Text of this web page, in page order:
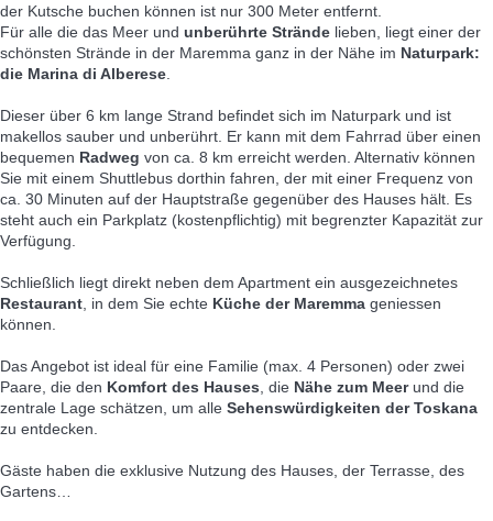
der Kutsche buchen können ist nur 300 Meter entfernt.
Für alle die das Meer und unberührte Strände lieben, liegt einer der
schönsten Strände in der Maremma ganz in der Nähe im Naturpark:
die Marina di Alberese
Dieser über 6 km lange Strand befindet sich im Naturpark und ist
makellos sauber und unberührt. Er kann mit dem Fahrrad über einen
bequemen Radweg von ca. 8 km erreicht werden. Alternativ können
Sie mit einem Shuttlebus dorthin fahren, der mit einer Frequenz von
ca. 30 Minuten auf der Hauptstraße gegenüber des Hauses hält. Es
steht auch ein Parkplatz (kostenpflichtig) mit begrenzter Kapazität zur
Verfügung.
Schließlich liegt direkt neben dem Apartment ein ausgezeichnetes
Restaurant , in dem Sie echte Küche der Maremma geniessen
können.
Das Angebot ist ideal für eine Familie (max. 4 Personen) oder zwei
Paare, die den Komfort des Hauses , die Nähe zum Meerund die
zentrale Lage schätzen, um alle Sehenswürdigkeiten der Toskana
zu entdecken.
Gäste haben die exklusive Nutzung des Hauses, der Terrasse, des
Gartens…